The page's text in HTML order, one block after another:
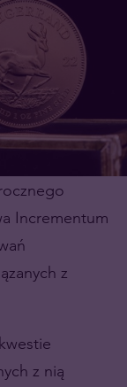
Incrementum
z
z nią